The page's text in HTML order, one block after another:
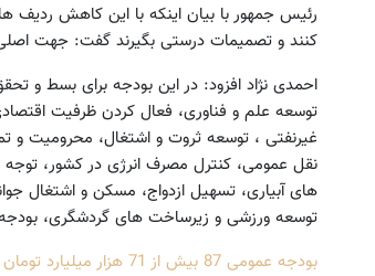
رئیس جمهور با بیان اینکه با این کاهش
کنند و تصمیمات درستی بگیرند گفت: جهت
احمدی نژاد افزود: در این بودجه برای بسط و
توسعه علم و فناوری، فعال کردن ظرفیت
غیرنفتی ، توسعه ثروت و اشتغال، محرومیت و
نقل عمومی، کنترل مصرف انرژی در کشور،
های آبیاری، تسهیل ازدواج، مسکن و اشتغال
توسعه ورزشی و زیرساخت های گردشگری،
بودجه عمومی 87 بیش از 71 هزار میلیارد تومان